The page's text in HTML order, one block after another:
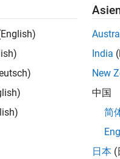
of 302.031
India
New
中国
简
日本 (